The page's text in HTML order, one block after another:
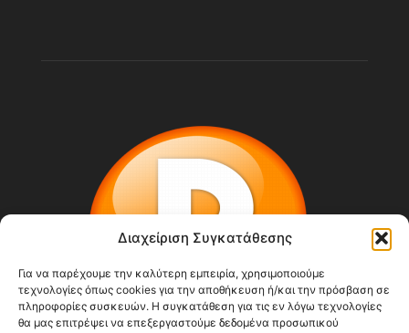
Διαχείριση Συγκατάθεσης
Για να παρέχουμε την καλύτερη εμπειρία, χρησιμοποιούμε
τεχνολογίες όπως cookies για την αποθήκευση ή/και την πρόσβαση σε
πληροφορίες συσκευών. Η συγκατάθεση για τις εν λόγω τεχνολογίες
θα μας επιτρέψει να επεξεργαστούμε δεδομένα προσωπικού